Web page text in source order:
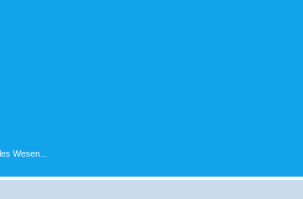
Wesen...